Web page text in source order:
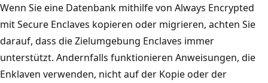
Wenn Sie eine Datenbank mithilfe von Always Encrypted
mit Secure Enclaves kopieren oder migrieren, achten Sie
darauf, dass die Zielumgebung Enclaves immer
unterstützt. Andernfalls funktionieren Anweisungen, die
Enklaven verwenden, nicht auf der Kopie oder der